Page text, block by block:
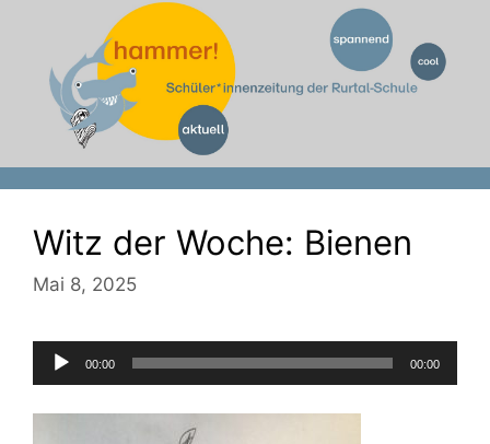
springen
Witz der Woche: Bienen
Mai 8, 2025
Audio-
Player
00:00 00:00